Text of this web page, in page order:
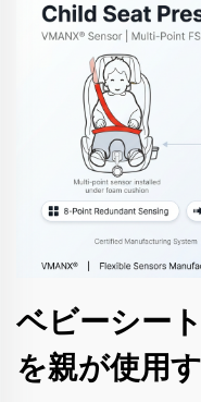
ベビーシー
を親が使用